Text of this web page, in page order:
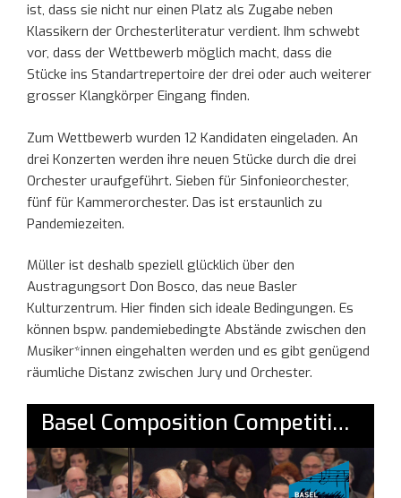
ist, dass sie nicht nur einen Platz als Zugabe neben
Klassikern der Orchesterliteratur verdient. Ihm schwebt
vor, dass der Wettbewerb möglich macht, dass die
Stücke ins Standartrepertoire der drei oder auch weiterer
grosser Klangkörper Eingang finden.
Zum Wettbewerb wurden 12 Kandidaten eingeladen. An
drei Konzerten werden ihre neuen Stücke durch die drei
Orchester uraufgeführt. Sieben für Sinfonieorchester,
fünf für Kammerorchester. Das ist erstaunlich zu
Pandemiezeiten.
Müller ist deshalb speziell glücklich über den
Austragungsort Don Bosco, das neue Basler
Kulturzentrum. Hier finden sich ideale Bedingungen. Es
können bspw. pandemiebedingte Abstände zwischen den
Musiker*innen eingehalten werden und es gibt genügend
räumliche Distanz zwischen Jury und Orchester.